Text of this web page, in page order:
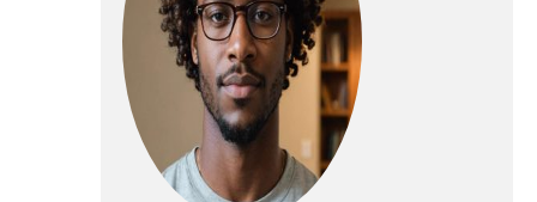
innovante a été utilisée
dans la conception du
meuble, grâce à
laquelle vous pouvez
facilement l'adapter à
vos besoins. Le meuble
peut être à la fois un
élément suspendu et un